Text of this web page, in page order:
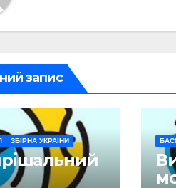
запис
ЗБІРНА УКРАЇНИ